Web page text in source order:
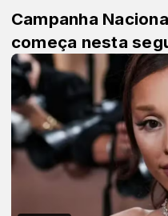
Campanha
começa nesta